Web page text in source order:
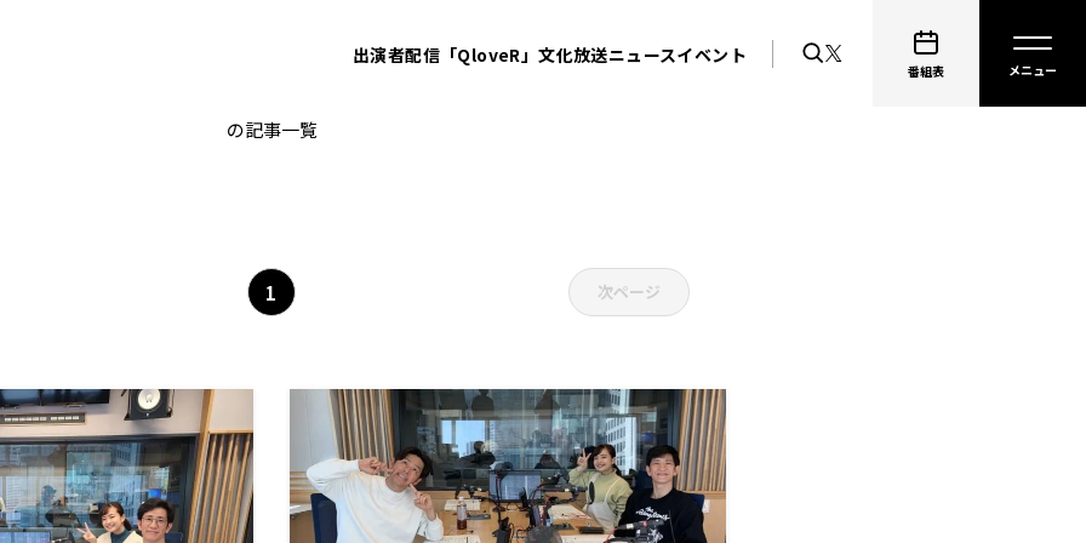
出演者配信「QloveR」文化放送ニュースイベント
番組表
アンタッチャブル
の記事一覧
1 次ページ